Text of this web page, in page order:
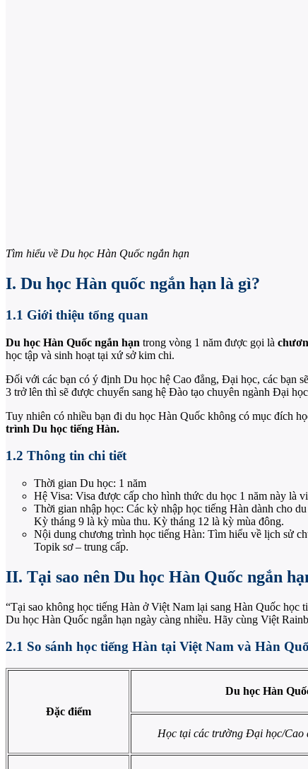
Tìm hiểu về Du học Hàn Quốc ngắn hạn
I. Du học Hàn quốc ngắn hạn là gì?
1.1 Giới thiệu tổng quan
Du học Hàn Quốc ngắn hạn trong vòng 1 năm được gọi là
học tập và sinh hoạt tại xứ sở kim chi.
Đối với các bạn có ý định Du học hệ Cao đẳng, Đại học, các bạn
3 trở lên thì sẽ được chuyển sang hệ Đào tạo chuyên ngành Đại
Tuy nhiên có nhiều bạn đi du học Hàn Quốc không có mục đích
trình Du học tiếng Hàn.
1.2 Thông tin chi tiết
Thời gian Du học: 1 năm
Hệ Visa: Visa được cấp cho hình thức du học 1 năm này là
Thời gian nhập học: Các kỳ nhập học tiếng Hàn dành cho
Kỳ tháng 9 là kỳ mùa thu. Kỳ tháng 12 là kỳ mùa đông.
Nội dung chương trình học tiếng Hàn: Tìm hiểu về lịch sử
Topik sơ – trung cấp.
II. Tại sao nên Du học Hàn Quốc ngắn
“Tại sao không học tiếng Hàn ở Việt Nam lại sang Hàn Quốc học
Du học Hàn Quốc ngắn hạn ngày càng nhiều. Hãy cùng Việt
2.1 So sánh học tiếng Hàn tại Việt Nam và Hàn
Đặc điểm
Du học Hàn
Học tại các trường Đại học/Cao